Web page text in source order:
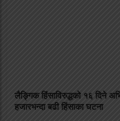
लैङ्गिक हिंसाविरुद्धको १६ दिने
हजारभन्दा बढी हिंसाका घटना